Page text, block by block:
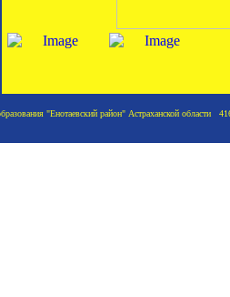
"Енотаевский район" Астраханской области